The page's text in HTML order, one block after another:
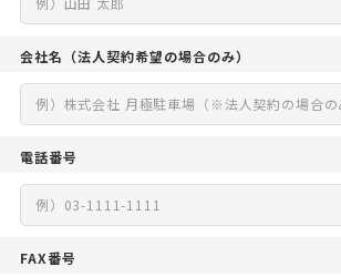
会社名 （法人契約希望の場合のみ）
電話番号
FAX番号